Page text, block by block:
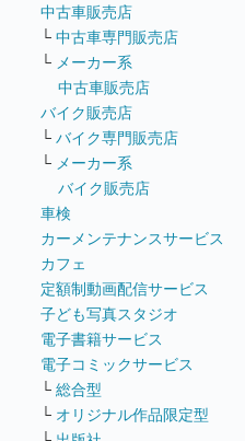
中古車販売店
└ 中古車専門販売店
└ メーカー系
中古車販売店
バイク販売店
└ バイク専門販売店
└ メーカー系
バイク販売店
車検
カーメンテナンスサービス
カフェ
定額制動画配信サービス
子ども写真スタジオ
電子書籍サービス
電子コミックサービス
└ 総合型
└ オリジナル作品限定型